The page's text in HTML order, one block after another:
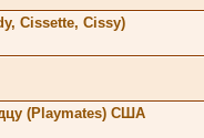
Cissette, Cissy)
(Playmates) США